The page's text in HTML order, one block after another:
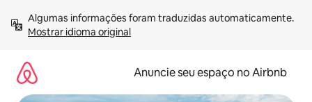
para
Mostrar idioma original
Anuncie seu espaço no Airbnb